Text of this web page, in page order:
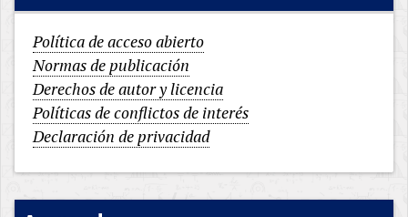
Política de acceso abierto
Normas de publicación
Derechos de autor y licencia
Políticas de conflictos de interés
Declaración de privacidad